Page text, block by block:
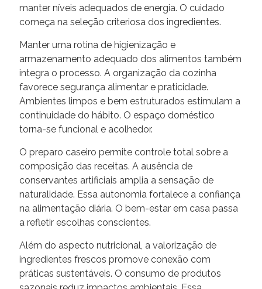
manter níveis adequados de energia. O cuidado
começa na seleção criteriosa dos ingredientes.
Manter uma rotina de higienização e
armazenamento adequado dos alimentos também
integra o processo. A organização da cozinha
favorece segurança alimentar e praticidade.
Ambientes limpos e bem estruturados estimulam a
continuidade do hábito. O espaço doméstico
torna-se funcional e acolhedor.
O preparo caseiro permite controle total sobre a
composição das receitas. A ausência de
conservantes artificiais amplia a sensação de
naturalidade. Essa autonomia fortalece a confiança
na alimentação diária. O bem-estar em casa passa
a refletir escolhas conscientes.
Além do aspecto nutricional, a valorização de
ingredientes frescos promove conexão com
práticas sustentáveis. O consumo de produtos